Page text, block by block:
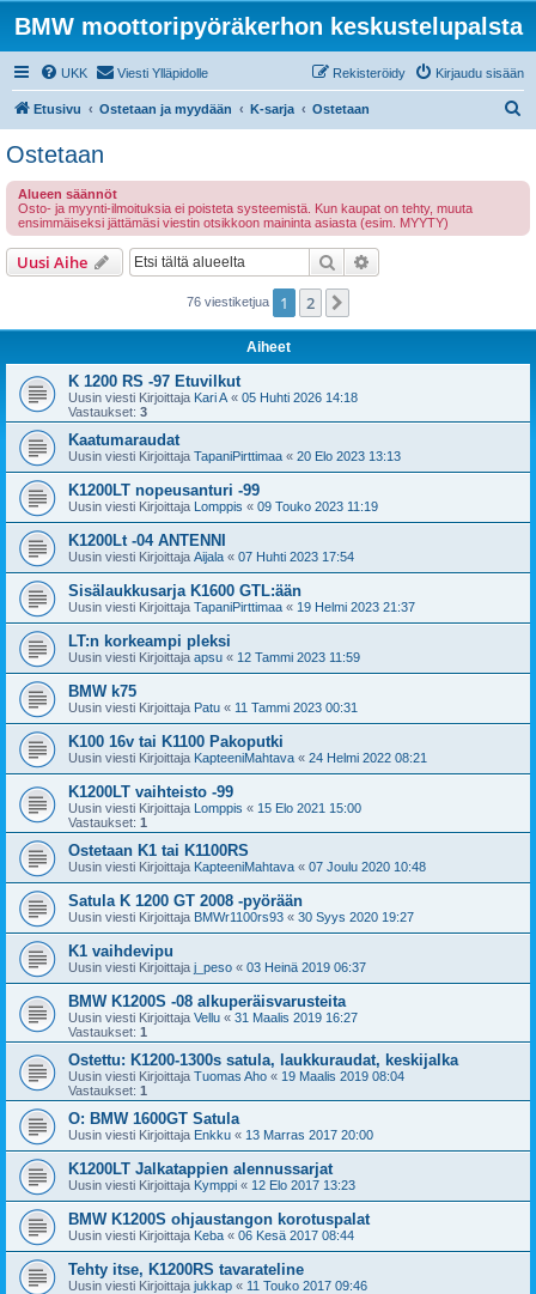
BMW moottoripyöräkerhon keskustelupalsta
UKK Viesti Ylläpidolle Kirjaudu sisään
Rekisteröidy
Etusivu Ostetaan ja myydään K-sarja Ostetaan
Ostetaan
Alueen säännöt
Osto- ja myynti-ilmoituksia ei poisteta systeemistä. Kun kaupat on tehty, muuta
ensimmäiseksi jättämäsi viestin otsikkoon maininta asiasta (esim. MYYTY)
Uusi Aihe Etsi
76 viestiketjua 1 2
Aiheet
K 1200 RS -97 Etuvilkut
Uusin viesti Kirjoittaja Kari A « 05 Huhti 2026 14:18
Vastaukset: 3
Kaatumaraudat
Uusin viesti Kirjoittaja TapaniPirttimaa « 20 Elo 2023 13:13
K1200LT nopeusanturi -99
Uusin viesti Kirjoittaja Lomppis « 09 Touko 2023 11:19
K1200Lt -04 ANTENNI
Uusin viesti Kirjoittaja Aijala « 07 Huhti 2023 17:54
Sisälaukkusarja K1600 GTL:ään
Uusin viesti Kirjoittaja TapaniPirttimaa « 19 Helmi 2023 21:37
LT:n korkeampi pleksi
Uusin viesti Kirjoittaja apsu « 12 Tammi 2023 11:59
BMW k75
Uusin viesti Kirjoittaja Patu « 11 Tammi 2023 00:31
K100 16v tai K1100 Pakoputki
Uusin viesti Kirjoittaja KapteeniMahtava « 24 Helmi 2022 08:21
K1200LT vaihteisto -99
Uusin viesti Kirjoittaja Lomppis « 15 Elo 2021 15:00
Vastaukset: 1
Ostetaan K1 tai K1100RS
Uusin viesti Kirjoittaja KapteeniMahtava « 07 Joulu 2020 10:48
Satula K 1200 GT 2008 -pyörään
Uusin viesti Kirjoittaja BMWr1100rs93 « 30 Syys 2020 19:27
K1 vaihdevipu
Uusin viesti Kirjoittaja j_peso « 03 Heinä 2019 06:37
BMW K1200S -08 alkuperäisvarusteita
Uusin viesti Kirjoittaja Vellu « 31 Maalis 2019 16:27
Vastaukset: 1
Ostettu: K1200-1300s satula, laukkuraudat, keskijalka
Uusin viesti Kirjoittaja Tuomas Aho « 19 Maalis 2019 08:04
Vastaukset: 1
O: BMW 1600GT Satula
Uusin viesti Kirjoittaja Enkku « 13 Marras 2017 20:00
K1200LT Jalkatappien alennussarjat
Uusin viesti Kirjoittaja Kymppi « 12 Elo 2017 13:23
BMW K1200S ohjaustangon korotuspalat
Uusin viesti Kirjoittaja Keba « 06 Kesä 2017 08:44
Tehty itse, K1200RS tavarateline
Uusin viesti Kirjoittaja jukkap « 11 Touko 2017 09:46